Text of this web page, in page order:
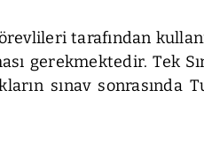
tarafından
gerekmektedir. Tek
sınav sonrasında